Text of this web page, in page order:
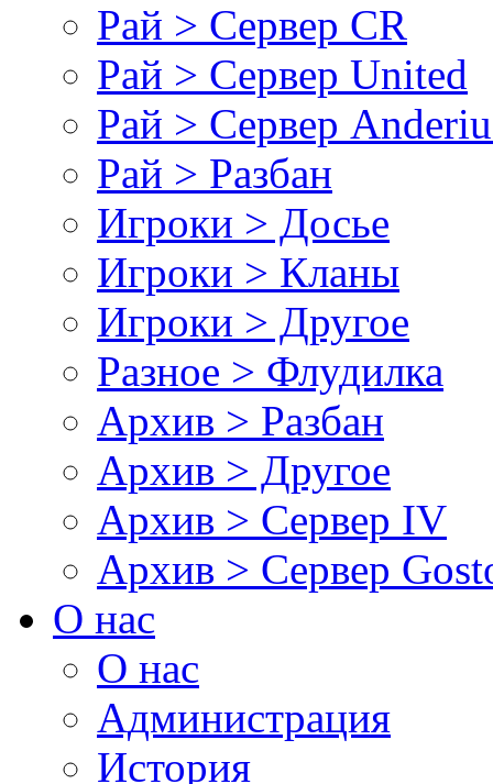
Рай > Сервер CR
Рай > Сервер United
Рай > Сервер
Рай > Разбан
Игроки > Досье
Игроки > Кланы
Игроки > Другое
Разное > Флудилка
Архив > Разбан
Архив > Другое
Архив > Сервер IV
Архив > Сервер
О нас
О нас
Администрация
История